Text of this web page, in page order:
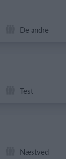
De andre
Test
Næstved